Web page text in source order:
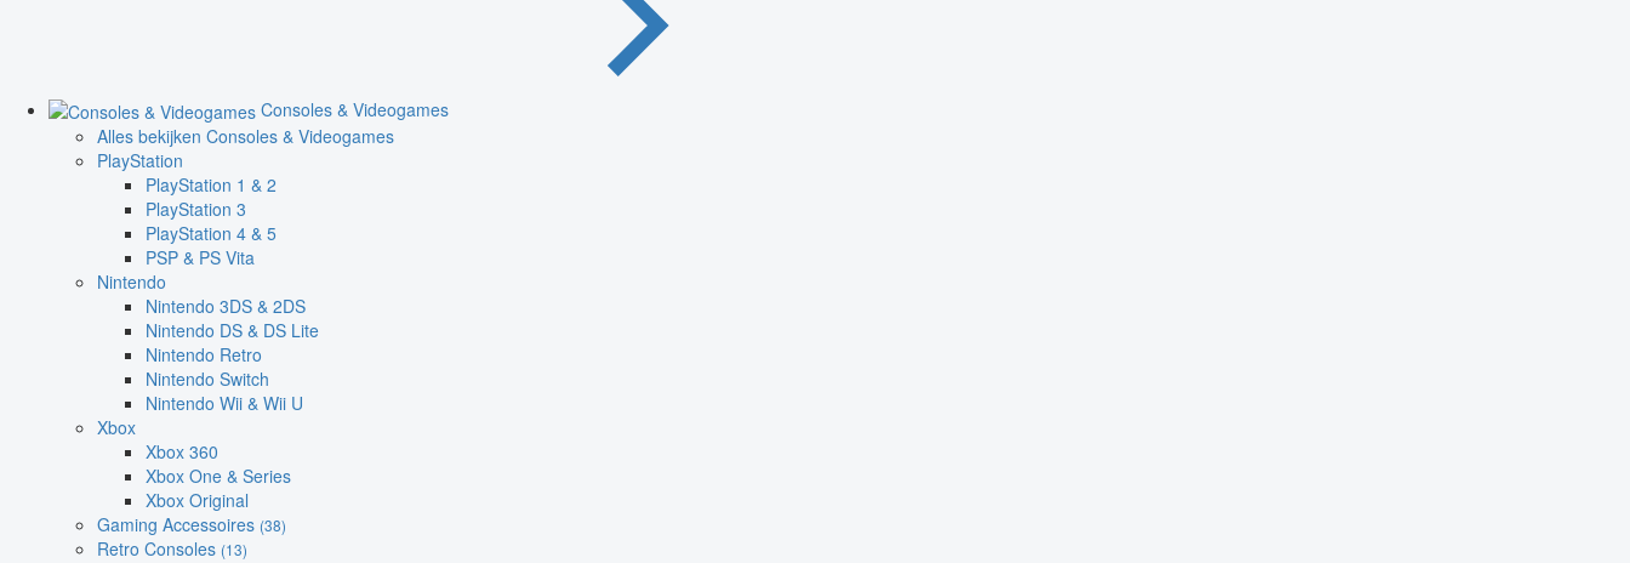
Consoles & Videogames
Alles bekijken Consoles & Videogames
PlayStation
PlayStation 1 & 2
PlayStation 3
PlayStation 4 & 5
PSP & PS Vita
Nintendo
Nintendo 3DS & 2DS
Nintendo DS & DS Lite
Nintendo Retro
Nintendo Switch
Nintendo Wii & Wii U
Xbox
Xbox 360
Xbox One & Series
Xbox Original
Gaming Accessoires (38)
Retro Consoles (13)